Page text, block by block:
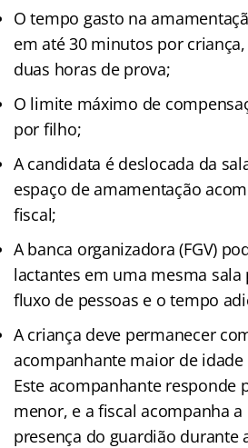
O tempo gasto na
em até 30 minutos por
duas horas de prova;
O limite máximo de
por filho;
A candidata é deslocada da
espaço de amamentação
fiscal;
A banca organizadora (FGV)
lactantes em uma mesma
fluxo de pessoas e o tempo
A criança deve permanecer
acompanhante maior de
Este acompanhante responde
menor, e a fiscal acompanha a
presença do guardião durante